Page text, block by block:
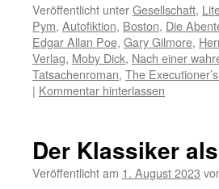
Veröffentlicht unterGesellschaft,
Pym, Autofiktion, Boston, Die
Edgar Allan Poe, Gary Gilmore,
Verlag, Moby Dick, Nach einer
Tatsachenroman, The
| Kommentar hinterlassen
Der Klassiker
Veröffentlicht am 1. August 2023